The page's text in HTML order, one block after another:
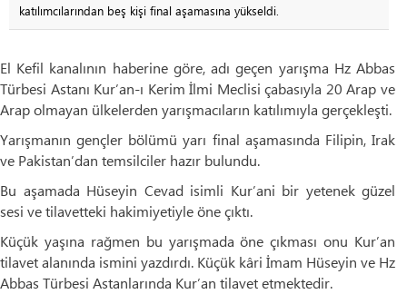
katılımcılarından beş kişi final aşamasına yükseldi.
El Kefil kanalının haberine göre, adı geçen yarışma Hz Abbas
Türbesi Astanı Kur’an-ı Kerim İlmi Meclisi çabasıyla 20 Arap ve
Arap olmayan ülkelerden yarışmacıların katılımıyla gerçekleşti.
Yarışmanın gençler bölümü yarı final aşamasında Filipin, Irak
ve Pakistan’dan temsilciler hazır bulundu.
Bu aşamada Hüseyin Cevad isimli Kur’ani bir yetenek güzel
sesi ve tilavetteki hakimiyetiyle öne çıktı.
Küçük yaşına rağmen bu yarışmada öne çıkması onu Kur’an
tilavet alanında ismini yazdırdı. Küçük kâri İmam Hüseyin ve Hz
Abbas Türbesi Astanlarında Kur’an tilavet etmektedir.